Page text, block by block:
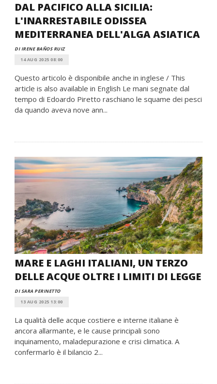
DAL PACIFICO ALLA SICILIA:
L'INARRESTABILE ODISSEA
MEDITERRANEA DELL'ALGA ASIATICA
DI IRENE BAÑOS RUIZ
14 AUG 2025 08:00
Questo articolo è disponibile anche in inglese / This
article is also available in English Le mani segnate dal
tempo di Edoardo Piretto raschiano le squame dei pesci
da quando aveva nove ann...
MARE E LAGHI ITALIANI, UN TERZO
DELLE ACQUE OLTRE I LIMITI DI LEGGE
DI SARA PERINETTO
13 AUG 2025 13:00
La qualità delle acque costiere e interne italiane è
ancora allarmante, e le cause principali sono
inquinamento, maladepurazione e crisi climatica. A
confermarlo è il bilancio 2...